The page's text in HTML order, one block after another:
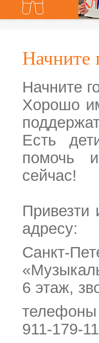
Начните
Начните
Хорошо
Есть
помочь
сейчас!
Привезти
адресу:
Санкт-
6 этаж,
911-179-